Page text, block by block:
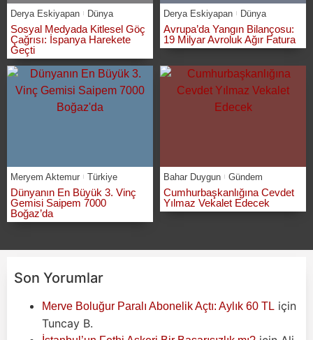
Derya Eskiyapan Dünya
Sosyal Medyada Kitlesel Göç
Çağrısı: İspanya Harekete
Geçti
Derya Eskiyapan Dünya
Avrupa’da Yangın Bilançosu:
19 Milyar Avroluk Ağır Fatura
Meryem Aktemur Türkiye
Dünyanın En Büyük 3. Vinç
Gemisi Saipem 7000
Boğaz’da
Bahar Duygun Gündem
Cumhurbaşkanlığına Cevdet
Yılmaz Vekalet Edecek
Son Yorumlar
Merve Boluğur Paralı Abonelik Açtı: Aylık 60 TL için
Tuncay B.